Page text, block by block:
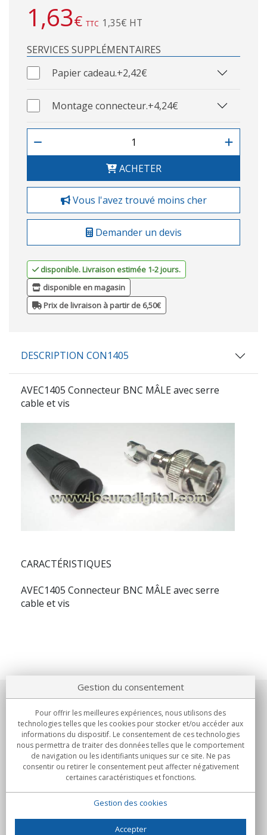
1,63€ TTC 1,35€ HT
SERVICES SUPPLÉMENTAIRES
Papier cadeau.+2,42€
Montage connecteur.+4,24€
ACHETER
Vous l'avez trouvé moins cher
Demander un devis
disponible. Livraison estimée 1-2 jours.
disponible en magasin
Prix de livraison à partir de 6,50€
DESCRIPTION CON1405
AVEC1405 Connecteur BNC MÂLE avec serre
cable et vis
CARACTÉRISTIQUES
AVEC1405 Connecteur BNC MÂLE avec serre
cable et vis
Notre société
Engagements
Achats
Gestion du consentement
Pour offrir les meilleures expériences, nous utilisons des
technologies telles que les cookies pour stocker et/ou accéder aux
informations du dispositif. Le consentement de ces technologies
nous permettra de traiter des données telles que le comportement
de navigation ou les identifiants uniques sur ce site. Ne pas
consentir ou retirer le consentement peut affecter négativement
certaines caractéristiques et fonctions.
Gestion des cookies
Accepter